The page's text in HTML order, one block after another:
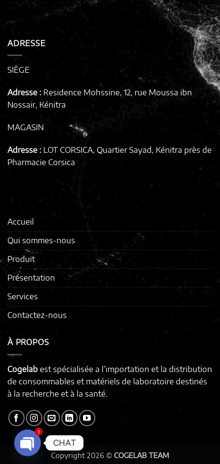
ADRESSE
SIÈGE
Adresse : Residence Mohssine, 12, rue Moussa ibn
Nossair, Kénitra
MAGASIN
Adresse : LOT CORSICA, Quartier Sayad, Kénitra près de
Pharmacie Corsica
Accueil
Qui sommes-nous
Produit
Présentation
Services
Contactez-nous
À PROPOS
Cogelab est spécialisée a l’importation et la distribution
de consommables et matériels de laboratoire destinés
à la recherche et à la santé.
Copyright 2026 © COGELAB TEAM
CHAT
1